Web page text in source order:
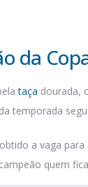
da
taça dourada,
temporada
a vaga
quem